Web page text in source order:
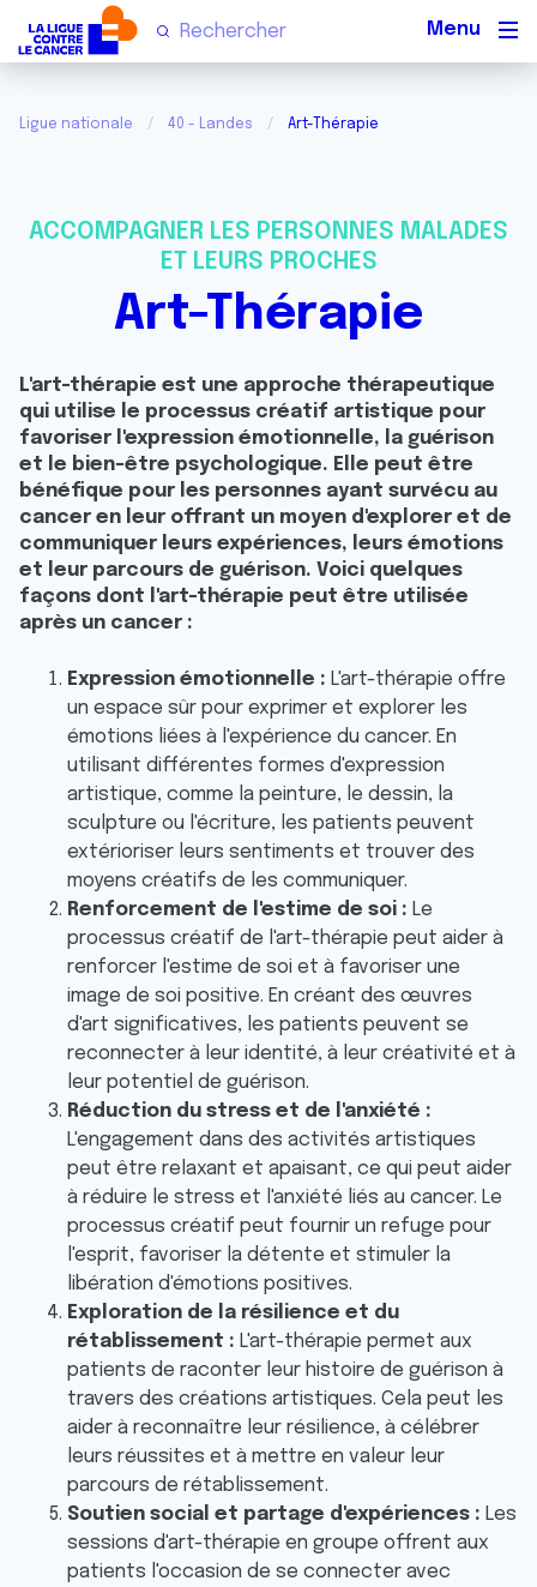
Ligue nationale 40 - Landes Art-Thérapie
ACCOMPAGNER LES PERSONNES MALADES
ET LEURS PROCHES
Art-Thérapie
L'art-thérapie est une approche thérapeutique
qui utilise le processus créatif artistique pour
favoriser l'expression émotionnelle, la guérison
et le bien-être psychologique. Elle peut être
bénéfique pour les personnes ayant survécu au
cancer en leur offrant un moyen d'explorer et de
communiquer leurs expériences, leurs émotions
et leur parcours de guérison. Voici quelques
façons dont l'art-thérapie peut être utilisée
après un cancer :
Expression émotionnelle : L'art-thérapie offre
un espace sûr pour exprimer et explorer les
émotions liées à l'expérience du cancer. En
utilisant différentes formes d'expression
artistique, comme la peinture, le dessin, la
sculpture ou l'écriture, les patients peuvent
extérioriser leurs sentiments et trouver des
moyens créatifs de les communiquer.
Renforcement de l'estime de soi : Le
processus créatif de l'art-thérapie peut aider à
renforcer l'estime de soi et à favoriser une
image de soi positive. En créant des œuvres
d'art significatives, les patients peuvent se
reconnecter à leur identité, à leur créativité et à
leur potentiel de guérison.
Réduction du stress et de l'anxiété :
L'engagement dans des activités artistiques
peut être relaxant et apaisant, ce qui peut aider
à réduire le stress et l'anxiété liés au cancer. Le
processus créatif peut fournir un refuge pour
l'esprit, favoriser la détente et stimuler la
libération d'émotions positives.
Exploration de la résilience et du
rétablissement : L'art-thérapie permet aux
patients de raconter leur histoire de guérison à
travers des créations artistiques. Cela peut les
aider à reconnaître leur résilience, à célébrer
leurs réussites et à mettre en valeur leur
parcours de rétablissement.
Soutien social et partage d'expériences : Les
sessions d'art-thérapie en groupe offrent aux
patients l'occasion de se connecter avec